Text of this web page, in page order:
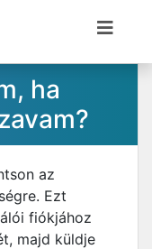
ha
az
Ezt
fiókjához
majd küldje